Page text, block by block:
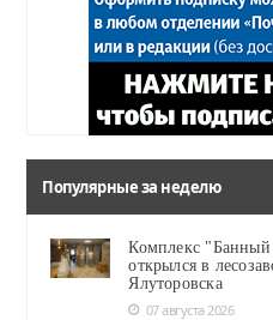
Популярные за неделю
Комплекс "Банный
открылся в
Ялуторовска
07 августа 2026